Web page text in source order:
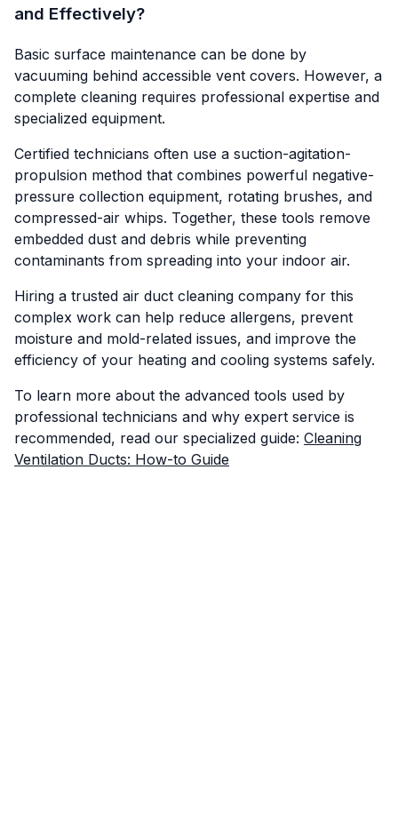
and Effectively?
Basic surface maintenance can be done by
vacuuming behind accessible vent covers. However, a
complete cleaning requires professional expertise and
specialized equipment.
Certified technicians often use a suction-agitation-
propulsion method that combines powerful negative-
pressure collection equipment, rotating brushes, and
compressed-air whips. Together, these tools remove
embedded dust and debris while preventing
contaminants from spreading into your indoor air.
Hiring a trusted air duct cleaning company for this
complex work can help reduce allergens, prevent
moisture and mold-related issues, and improve the
efficiency of your heating and cooling systems safely.
To learn more about the advanced tools used by
professional technicians and why expert service is
recommended, read our specialized guide: Cleaning
Ventilation Ducts: How-to Guide